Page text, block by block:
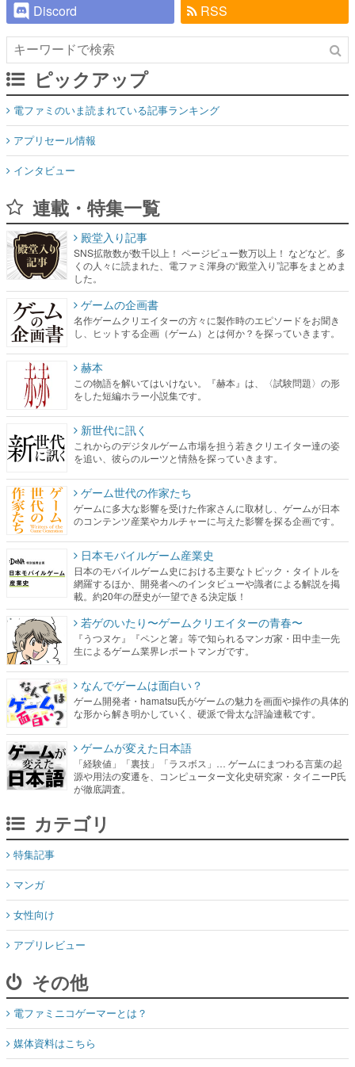
Discord
RSS
ピックアップ
電ファミのいま読まれている記事ランキング
アプリセール情報
インタビュー
連載・特集一覧
殿堂入り記事
SNS拡散数が数千以上！ ページビュー数万以上！ などなど。多
くの人々に読まれた、電ファミ渾身の“殿堂入り”記事をまとめま
した。
ゲームの企画書
名作ゲームクリエイターの方々に製作時のエピソードをお聞き
し、ヒットする企画（ゲーム）とは何か？を探っていきます。
赫本
この物語を解いてはいけない。『赫本』は、〈試験問題〉の形
をした短編ホラー小説集です。
新世代に訊く
これからのデジタルゲーム市場を担う若きクリエイター達の姿
を追い、彼らのルーツと情熱を探っていきます。
ゲーム世代の作家たち
ゲームに多大な影響を受けた作家さんに取材し、ゲームが日本
のコンテンツ産業やカルチャーに与えた影響を探る企画です。
日本モバイルゲーム産業史
日本のモバイルゲーム史における主要なトピック・タイトルを
網羅するほか、開発者へのインタビューや識者による解説を掲
載。約20年の歴史が一望できる決定版！
若ゲのいたり〜ゲームクリエイターの青春〜
『うつヌケ』『ペンと箸』等で知られるマンガ家・田中圭一先
生によるゲーム業界レポートマンガです。
なんでゲームは面白い？
ゲーム開発者・hamatsu氏がゲームの魅力を画面や操作の具体的
な形から解き明かしていく、硬派で骨太な評論連載です。
ゲームが変えた日本語
「経験値」「裏技」「ラスボス」… ゲームにまつわる言葉の起
源や用法の変遷を、コンピューター文化史研究家・タイニーP氏
が徹底調査。
カテゴリ
特集記事
マンガ
女性向け
アプリレビュー
その他
電ファミニコゲーマーとは？
媒体資料はこちら